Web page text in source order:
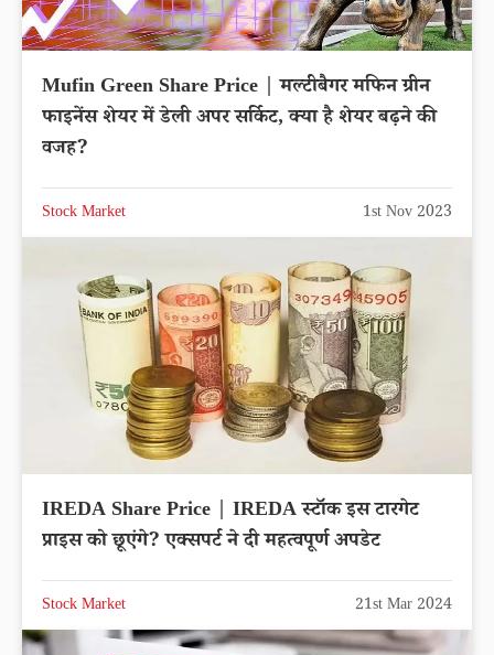
Mufin Green Share Price | मल्टीबैगर मफिन ग्रीन
फाइनेंस शेयर में डेली अपर सर्किट, क्या है शेयर बढ़ने की
वजह?
Stock Market 1st Nov 2023
IREDA Share Price | IREDA स्टॉक इस टारगेट
प्राइस को छूएंगे? एक्सपर्ट ने दी महत्वपूर्ण अपडेट
Stock Market 21st Mar 2024